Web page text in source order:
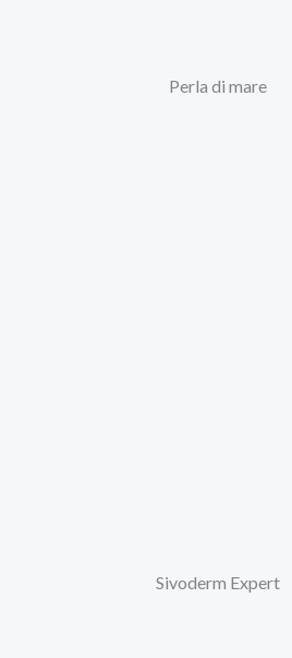
Perla di mare
Sivoderm Expert